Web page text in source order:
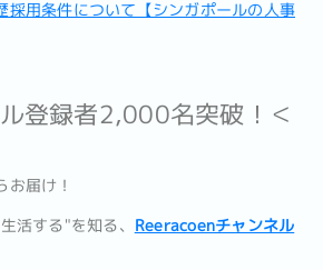
採用条件について【シンガポールの人事
登録者2,000名突破！＜
届け！
活する"を知る、 Reeracoenチャンネル